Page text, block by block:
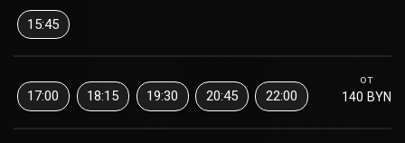
15:45
от
140 BYN
17:00 18:15 19:30 20:45 22:00